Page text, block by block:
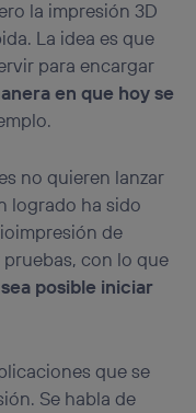
la impresión 3D
La idea es que
para encargar
en que hoy se
no quieren lanzar
logrado ha sido
de
con lo que
posible iniciar
que se
Se habla de